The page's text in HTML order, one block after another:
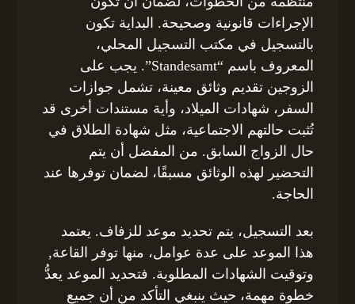
الإجراءات قانونية وصحيحة. البداية تكون
بالتسجيل في مكتب التسجيل المحلي،
المعروف باسم “Standesamt”. يجب على
الزوجين تقديم وثائق معينة، تشمل جوازات
السفر، شهادات الميلاد، وأية مستندات أخرى قد
تُثبت حالتهم الاجتماعية، مثل شهادة الطلاق في
حال الزواج السابق. من المفضل أن يتم
التحضير لهذه الوثائق مسبقًا، لضمان توفرها عند
الحاجة.
بعد التسجيل، يتم تحديد موعد للزفاف. يعتمد
هذا الموعد على عدة عوامل، منها توفر القاعة,
وتوقيت الشهادات المطلوبة. فتحديد الموعد يعدُّ
خطوة مهمة، حيث ينبغي التأكد من أن جميع